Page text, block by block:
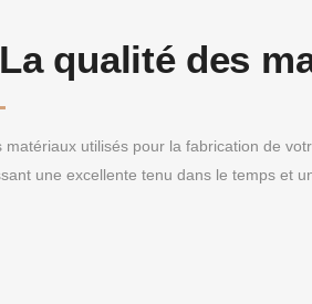
La qualité des
matériaux utilisés pour la fabrication de
une excellente tenu dans le temps et